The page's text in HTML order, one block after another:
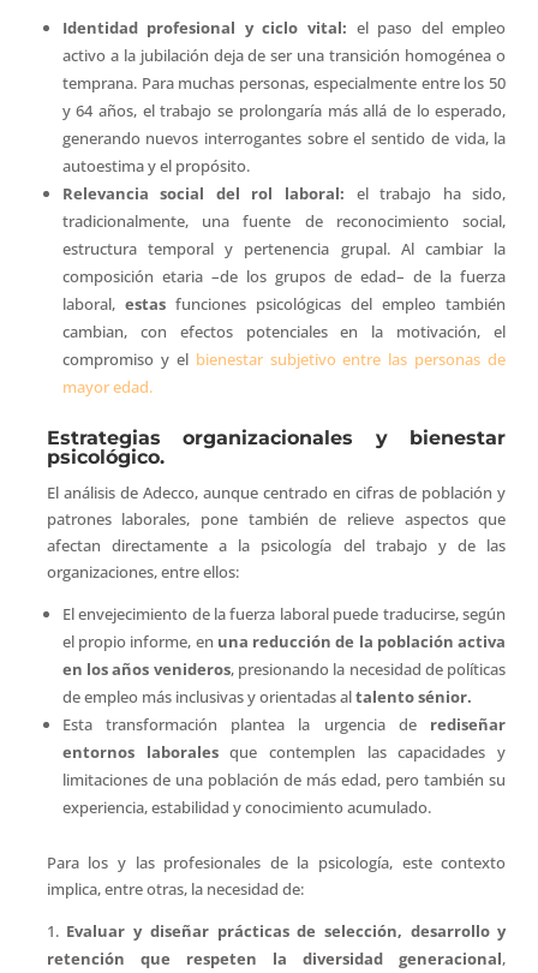
Identidad profesional y ciclo vital: el paso del empleo
activo a la jubilación deja de ser una transición homogénea o
temprana. Para muchas personas, especialmente entre los 50
y 64 años, el trabajo se prolongaría más allá de lo esperado,
generando nuevos interrogantes sobre el sentido de vida, la
autoestima y el propósito.
Relevancia social del rol laboral: el trabajo ha sido,
tradicionalmente, una fuente de reconocimiento social,
estructura temporal y pertenencia grupal. Al cambiar la
composición etaria –de los grupos de edad– de la fuerza
laboral, estas funciones psicológicas del empleo también
cambian, con efectos potenciales en la motivación, el
compromiso y el bienestar subjetivo entre las personas de
mayor edad.
Estrategias organizacionales y bienestar
psicológico.
El análisis de Adecco, aunque centrado en cifras de población y
patrones laborales, pone también de relieve aspectos que
afectan directamente a la psicología del trabajo y de las
organizaciones, entre ellos:
El envejecimiento de la fuerza laboral puede traducirse, según
el propio informe, en una reducción de la población activa
en los años venideros, presionando la necesidad de políticas
de empleo más inclusivas y orientadas altalento sénior.
Esta transformación plantea la urgencia de rediseñar
entornos laboralesque contemplen las capacidades y
limitaciones de una población de más edad, pero también su
experiencia, estabilidad y conocimiento acumulado.
Para los y las profesionales de la psicología, este contexto
implica, entre otras, la necesidad de:
Evaluar y diseñar prácticas de selección, desarrollo y
retención que respeten la diversidad generacional,